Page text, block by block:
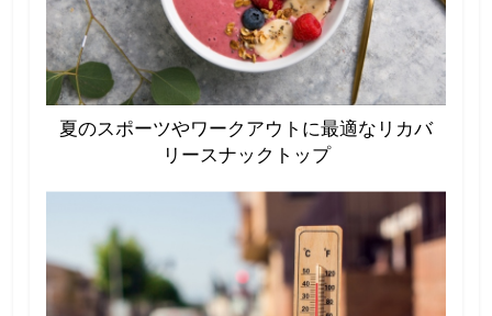
夏のスポーツやワークアウトに最適なリカバ
リースナックトップ